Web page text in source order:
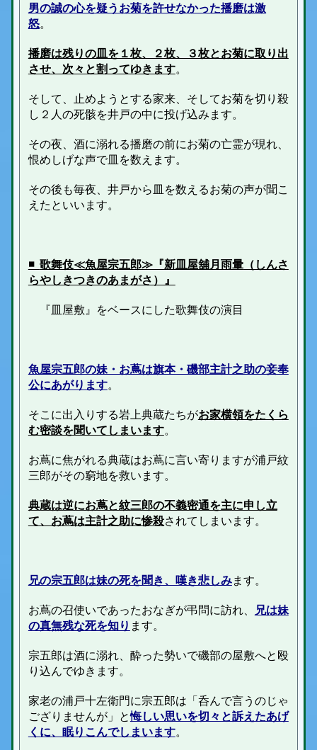
男の誠の心を疑うお菊を許せなかった播磨は激
怒。
播磨は残りの皿を１枚、２枚、３枚とお菊に取り出
させ、次々と割ってゆきます。
そして、止めようとする家来、そしてお菊を切り殺
し２人の死骸を井戸の中に投げ込みます。
その夜、酒に溺れる播磨の前にお菊の亡霊が現れ、
恨めしげな声で皿を数えます。
その後も毎夜、井戸から皿を数えるお菊の声が聞こ
えたといいます。
️◾️ 歌舞伎≪魚屋宗五郎≫『新皿屋舖月雨暈（しんさ
らやしきつきのあまがさ）』
『皿屋敷』をベースにした歌舞伎の演目
魚屋宗五郎の妹・お蔦は旗本・磯部主計之助の妾奉
公にあがります。
そこに出入りする岩上典蔵たちがお家横領をたくら
む密談を聞いてしまいます。
お蔦に焦がれる典蔵はお蔦に言い寄りますが浦戸紋
三郎がその窮地を救います。
典蔵は逆にお蔦と紋三郎の不義密通を主に申し立
て、お蔦は主計之助に惨殺されてしまいます。
兄の宗五郎は妹の死を聞き、嘆き悲しみます。
お蔦の召使いであったおなぎが弔問に訪れ、
兄は妹
の真無残な死を知り ます。
宗五郎は酒に溺れ、酔った勢いで磯部の屋敷へと殴
り込んでゆきます。
家老の浦戸十左衛門に宗五郎は「呑んで言うのじゃ
ござりませんが」と悔しい思いを切々と訴えたあげ
くに、眠りこんでしまいます。